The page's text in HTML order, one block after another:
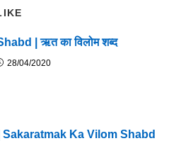
| ऋत का विलोम शब्द
28/04/2020
| Sakaratmak Ka Vilom Shabd